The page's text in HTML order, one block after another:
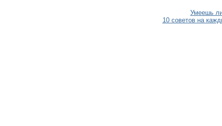
Умеешь
10 советов на